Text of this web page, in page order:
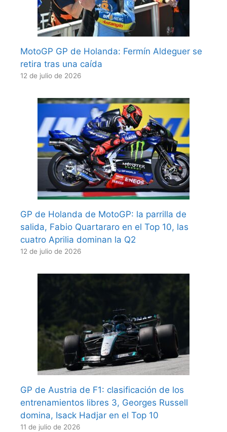
MotoGP GP de Holanda: Fermín Aldeguer se
retira tras una caída
12 de julio de 2026
GP de Holanda de MotoGP: la parrilla de
salida, Fabio Quartararo en el Top 10, las
cuatro Aprilia dominan la Q2
12 de julio de 2026
GP de Austria de F1: clasificación de los
entrenamientos libres 3, Georges Russell
domina, Isack Hadjar en el Top 10
11 de julio de 2026